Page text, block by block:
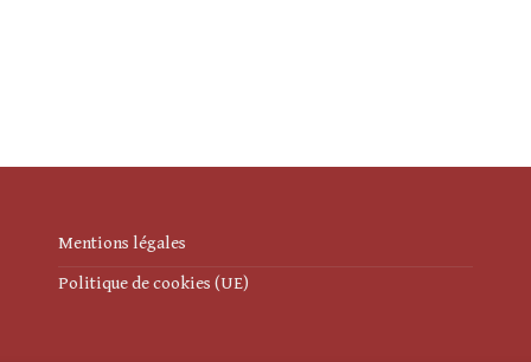
Mentions légales
Politique de cookies (UE)